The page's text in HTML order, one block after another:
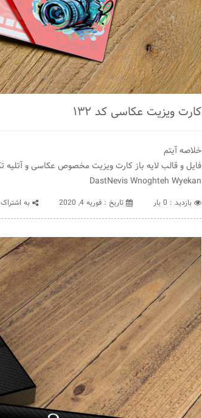
کارت ویزیت عکاسی کد ۱۳۲
خلاصه آیتم
DastNevis Wnoghteh Wyekan
بازدید : 0 بار تاريخ : فوریه 4, 2020 به